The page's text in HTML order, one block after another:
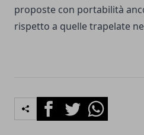
proposte con portabilità
rispetto a quelle trapelate
FacebookTwitterWhatsapp